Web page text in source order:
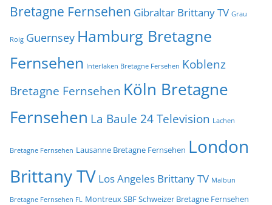
Bretagne Fernsehen Gibraltar Brittany TV Grau
Roig Guernsey Hamburg Bretagne
Fernsehen Interlaken Bretagne Fersehen Koblenz
Bretagne Fernsehen Köln Bretagne
Fernsehen La Baule 24 Television Lachen
Bretagne Fernsehen Lausanne Bretagne Fernsehen London
Brittany TV Los Angeles Brittany TV Malbun
Bretagne Fernsehen FL Montreux SBF Schweizer Bretagne Fernsehen